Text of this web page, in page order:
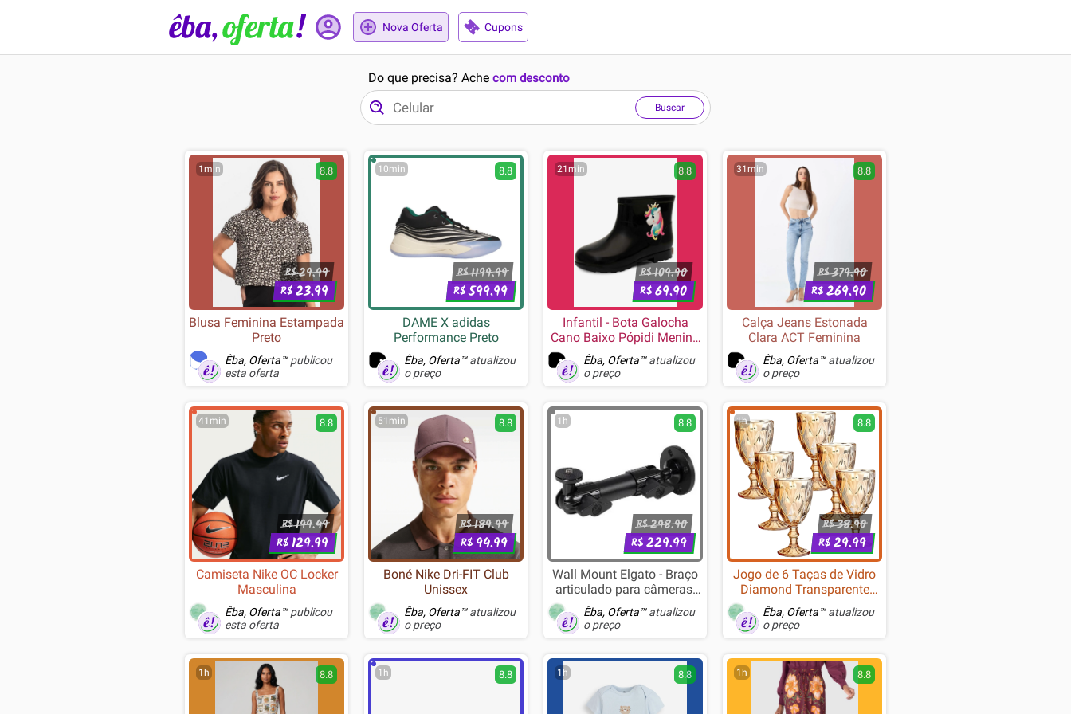
Nova Oferta Cupons
Do que precisa? Ache com desconto
Buscar
1min 8.8
R$29.99
R$23.99
Blusa Feminina Estampada
Preto
Êba, Oferta™publicou
esta oferta
10min 8.8
R$1199.99
R$599.99
DAME X adidas
Performance Preto
Êba, Oferta™atualizou
o preço
21min 8.8
R$109.90
R$69.90
Infantil - Bota Galocha
Cano Baixo Pópidi Menina
Unicórnio Preto
Êba, Oferta™atualizou
o preço
31min 8.8
R$379.90
R$269.90
Calça Jeans Estonada
Clara ACT Feminina
Êba, Oferta™atualizou
o preço
41min 8.8
R$199.49
R$129.99
Camiseta Nike OC Locker
Masculina
Êba, Oferta™publicou
esta oferta
51min 8.8
R$189.99
R$ 94.99
Boné Nike Dri-FIT Club
Unissex
Êba, Oferta™atualizou
o preço
1h 8.8
R$298.90
R$229.99
Wall Mount Elgato - Braço
articulado para câmeras,
luzes e outros
equipamentos, Multi Mount
Essentials - 10AAO9901
Êba, Oferta™atualizou
o preço
1h 8.8
R$38.90
R$29.99
Jogo de 6 Taças de Vidro
Diamond Transparente
Ambar Furta Cor Verde Azul
Fume Bico De Jaca 330ml
Êba, Oferta™atualizou
o preço
1h 8.8 1h 8.8 1h 8.8 1h 8.8